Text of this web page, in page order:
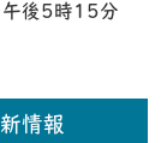
午後5時15分
情報